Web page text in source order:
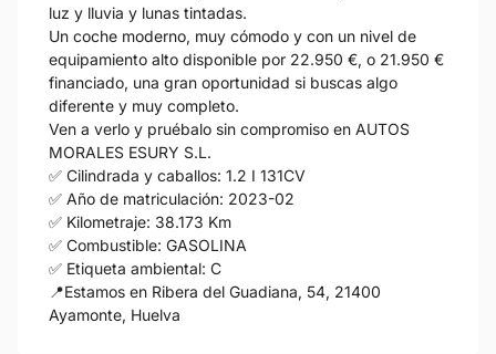
luz y lluvia y lunas tintadas.
Un coche moderno, muy cómodo y con un nivel de
equipamiento alto disponible por 22.950 €, o 21.950 €
financiado, una gran oportunidad si buscas algo
diferente y muy completo.
Ven a verlo y pruébalo sin compromiso en AUTOS
MORALES ESURY S.L.
✅ Cilindrada y caballos: 1.2 I 131CV
✅ Año de matriculación: 2023-02
✅ Kilometraje: 38.173 Km
✅ Combustible: GASOLINA
✅ Etiqueta ambiental: C
📍Estamos en Ribera del Guadiana, 54, 21400
Ayamonte, Huelva